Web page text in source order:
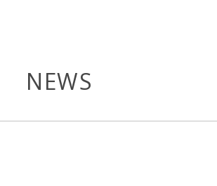
NEWS